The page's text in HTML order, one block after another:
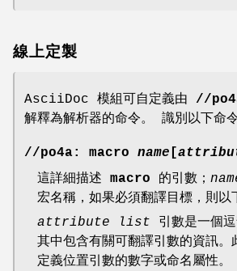
線上定製
AsciiDoc 模組可自定義由 //
解釋為解析器的命令。 識別以下命令
//po4a: macro name
這詳細描述 macro 的引數；
宏名稱，如果必須翻譯目標，則以
attribute list 引數是一個
其中包含有關可翻譯引數的資訊。
定義位置引數的數字或命名屬性。